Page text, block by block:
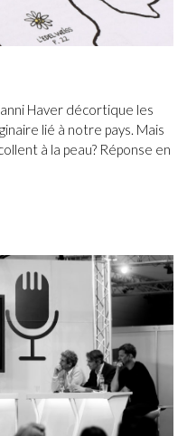
Haver décortique les
lié à notre pays. Mais
à la peau? Réponse en